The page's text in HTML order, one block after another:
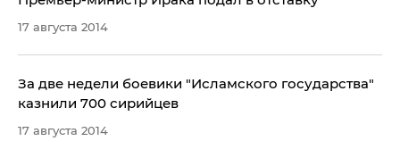
17 августа 2014
За две недели боевики "Исламского государства"
казнили 700 сирийцев
17 августа 2014